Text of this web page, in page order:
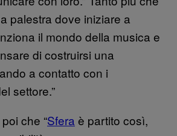
palestra dove iniziare a
il mondo della musica e
di costruirsi una
a contatto con i
settore.”
che “Sfera è partito così,